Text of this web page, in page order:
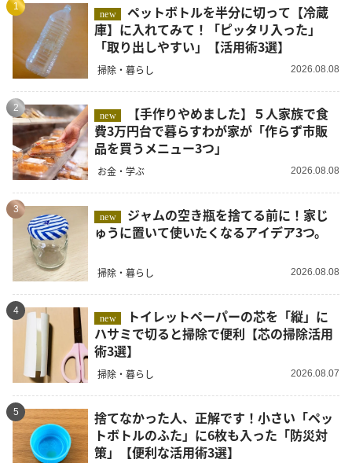
1
new
ペットボトルを半分に切って【冷蔵
庫】に入れてみて！「ピッタリ入った」
「取り出しやすい」【活用術3選】
掃除・暮らし 2026.08.08
2
new
費3万円台で暮らすわが家が「作らず市販
品を買うメニュー3つ」
お金・学ぶ 2026.08.08
3
new
ゅうに置いて使いたくなるアイデア3つ。
掃除・暮らし 2026.08.08
4
new
ハサミで切ると掃除で便利【芯の掃除活用
術3選】
掃除・暮らし 2026.08.07
5
捨てなかった人、正解です！小さい「ペッ
トボトルのふた」に6枚も入った「防災対
策」【便利な活用術3選】